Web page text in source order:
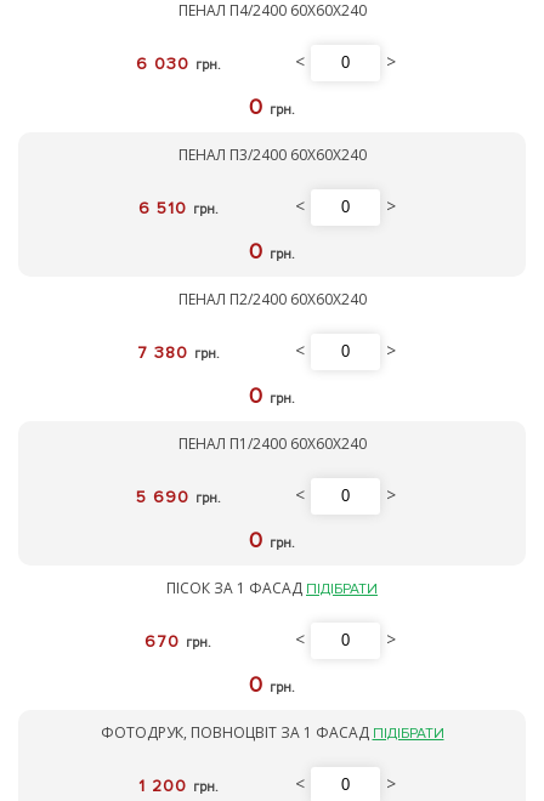
ПЕНАЛ П4/2400 60Х60Х240
6 030 грн. < >
0 грн.
ПЕНАЛ П3/2400 60Х60Х240
6 510 грн. < >
0 грн.
ПЕНАЛ П2/2400 60Х60Х240
7 380 грн. < >
0 грн.
ПЕНАЛ П1/2400 60Х60Х240
5 690 грн. < >
0 грн.
ПІСОК ЗА 1 ФАСАД ПІДІБРАТИ
670 грн. < >
0 грн.
ФОТОДРУК, ПОВНОЦВІТ ЗА 1 ФАСАД ПІДІБРАТИ
1 200 грн. < >